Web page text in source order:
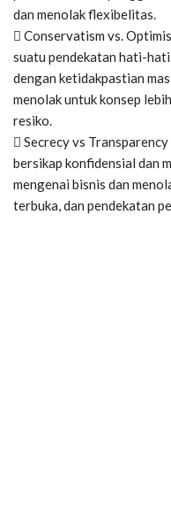
dan menolak flexibelitas.
 Conservatism vs.
suatu pendekatan hati-
dengan ketidakpastian
menolak untuk konsep
resiko.
 Secrecy vs
bersikap konfidensial dan
mengenai bisnis dan
terbuka, dan pendekatan